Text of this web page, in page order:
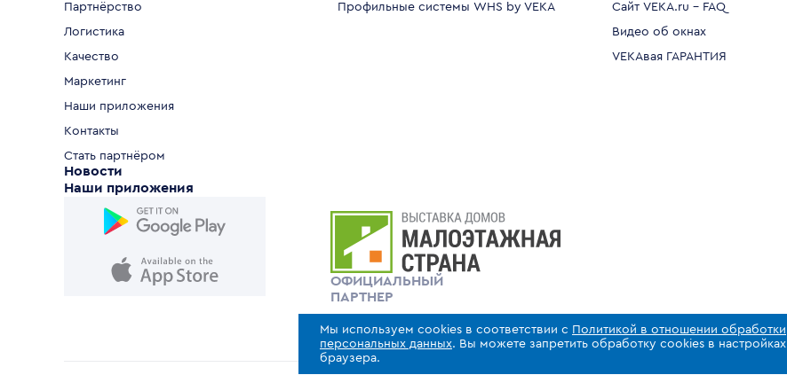
Мы используем cookies в соответствии с Политикой в отношении обработки
персональных данных. Вы можете запретить обработку cookies в настройках
браузера.
Партнёрство
Логистика
Качество
Маркетинг
Наши приложения
Контакты
Стать партнёром
Профильные системы WHS by VEKA
Сайт VEKA.ru - FAQ
Видео об окнах
VEKAвая ГАРАНТИЯ
Новости
Наши приложения
ОФИЦИАЛЬНЫЙ
ПАРТНЕР